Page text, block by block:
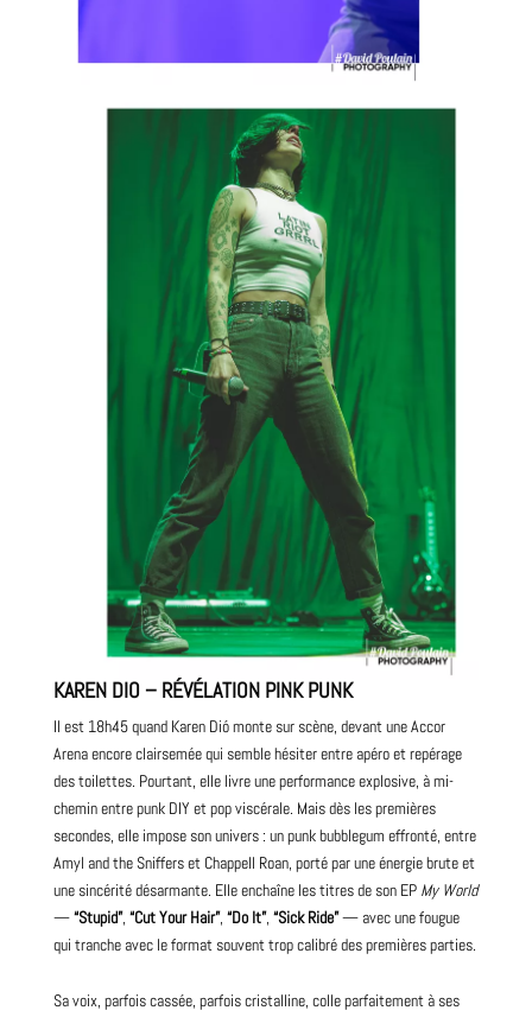
KAREN DIO – RÉVÉLATION PINKPUNK
Il est 18h45 quand Karen Dió monte sur scène, devant une Accor
Arena encore clairsemée qui semble hésiter entre apéro et repérage
des toilettes. Pourtant, elle livreune performance explosive, à mi-
chemin entre punk DIY etpopviscérale. Mais dès les premières
secondes, elle impose son univers : un punk bubblegum effronté, entre
Amyl and the Sniffers et Chappell Roan, porté par une énergie brute et
une sincérité désarmante. Elle enchaîne les titres de son EP My World
—“Stupid”, “Cut Your Hair”, “Do It”, “Sick Ride”— avec une fougue
qui tranche avec le format souvent trop calibré des premières parties.
Sa voix, parfois cassée, parfois cristalline, colle parfaitement à ses